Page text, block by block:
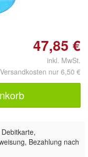
47,85 €
inkl. MwSt.
Versandkosten nur 6,50 €
Bezahlung nach